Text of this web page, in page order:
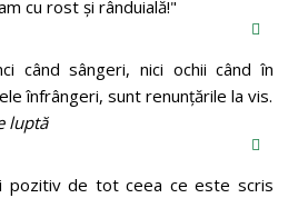
cu rost şi rânduială!"
când sângeri, nici ochii când în
înfrângeri, sunt renunțările la vis.
luptă
pozitiv de tot ceea ce este scris